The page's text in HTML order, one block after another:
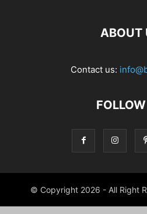
ABOUT
Contact us:
© Copyright 2026 - All Right